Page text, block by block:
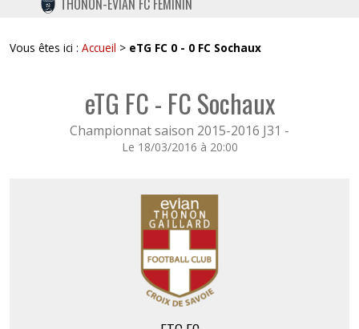
TWITTER
INSTAGRAM
THONON-EVIAN FC FÉMININ
Vous êtes ici : Accueil > eTG FC 0 - 0 FC Sochaux
eTG FC - FC Sochaux
Championnat saison 2015-2016 J31 -
Le 18/03/2016 à 20:00